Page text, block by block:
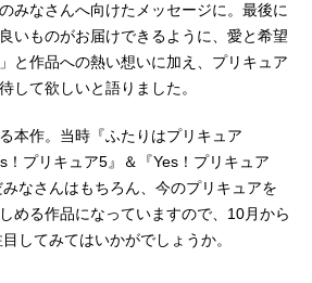
みなさんへ向けたメッセージに。最後に
いものがお届けできるように、愛と希望
と作品への熱い想いに加え、プリキュア
して欲しいと語りました。
本作。当時『ふたりはプリキュア
プリキュア5』＆『Yes！プリキュア
なさんはもちろん、今のプリキュアを
める作品になっていますので、10月から
してみてはいかがでしょうか。